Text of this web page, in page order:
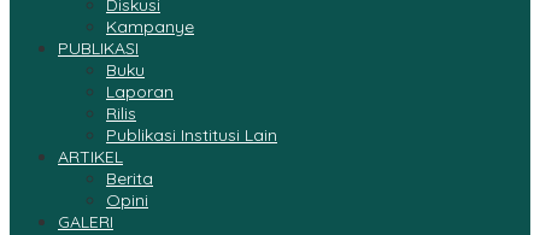
Diskusi
Kampanye
PUBLIKASI
Buku
Laporan
Rilis
Publikasi Institusi Lain
ARTIKEL
Berita
Opini
GALERI